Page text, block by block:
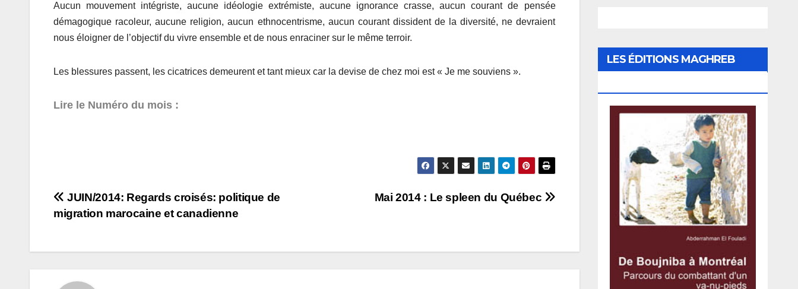
Aucun mouvement intégriste, aucune idéologie extrémiste, aucune ignorance crasse, aucun courant de pensée
démagogique racoleur, aucune religion, aucun ethnocentrisme, aucun courant dissident de la diversité, ne devraient
nous éloigner de l’objectif du vivre ensemble et de nous enraciner sur le même terroir.
Les blessures passent, les cicatrices demeurent et tant mieux car la devise de chez moi est « Je me souviens ».
Lire le Numéro du mois :
Navigation
de
l’article
Mai 2014 : Le spleen du Québec
JUIN/2014: Regards croisés: politique de
migration marocaine et canadienne
LES ÉDITIONS MAGHREB